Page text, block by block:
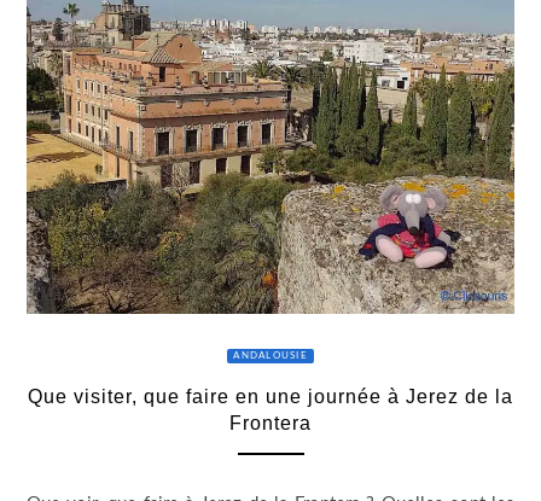
ANDALOUSIE
Que visiter, que faire en une journée à Jerez de la
Frontera